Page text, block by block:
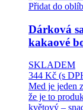
Přidat do
Dárková
kakaové
SKLADEM
344 Kč (s
Med je jeden
že je to
květový –